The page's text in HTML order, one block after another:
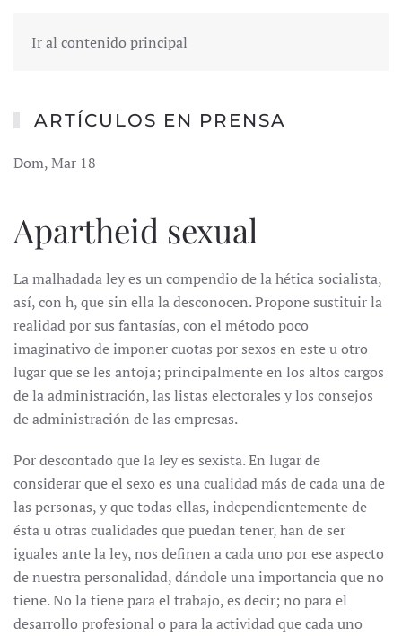
Ir al contenido principal
ARTÍCULOS EN PRENSA
Dom, Mar 18
Apartheid sexual
La malhadada ley es un compendio de la hética socialista,
así, con h, que sin ella la desconocen. Propone sustituir la
realidad por sus fantasías, con el método poco
imaginativo de imponer cuotas por sexos en este u otro
lugar que se les antoja; principalmente en los altos cargos
de la administración, las listas electorales y los consejos
de administración de las empresas.
Por descontado que la ley es sexista. En lugar de
considerar que el sexo es una cualidad más de cada una de
las personas, y que todas ellas, independientemente de
ésta u otras cualidades que puedan tener, han de ser
iguales ante la ley, nos definen a cada uno por ese aspecto
de nuestra personalidad, dándole una importancia que no
tiene. No la tiene para el trabajo, es decir; no para el
desarrollo profesional o para la actividad que cada uno